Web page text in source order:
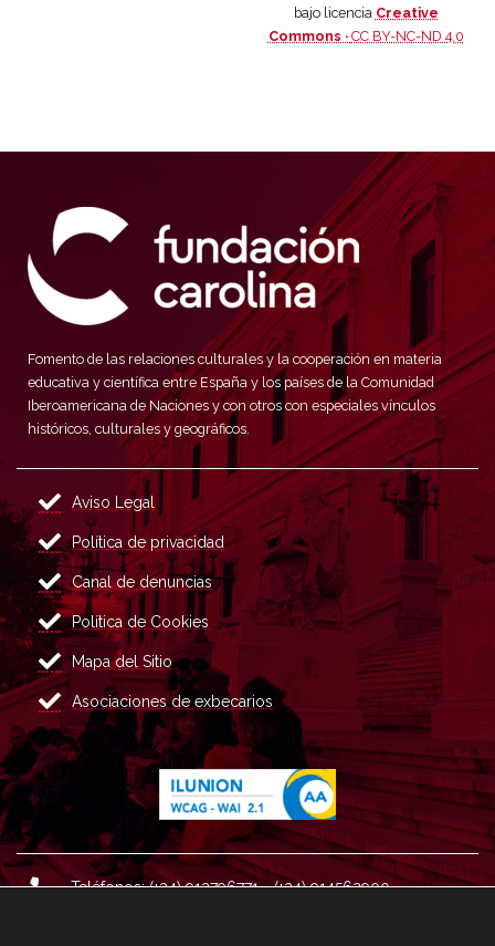
bajo licencia Creative
Commons · CC BY-NC-ND 4.0
Fomento de las relaciones culturales y la cooperación en materia
educativa y científica entre España y los países de la Comunidad
Iberoamericana de Naciones y con otros con especiales vínculos
históricos, culturales y geográficos.
Aviso Legal
Política de privacidad
Canal de denuncias
Política de Cookies
Mapa del Sitio
Asociaciones de exbecarios
Teléfonos: (+34) 913796771 - (+34) 914562900